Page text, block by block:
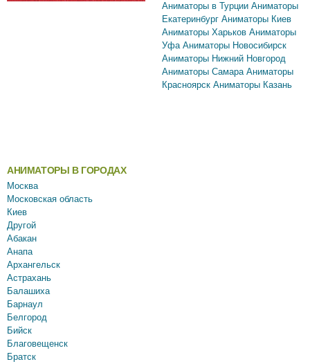
АНИМАТОРЫ В ГОРОДАХ
Москва
Московская область
Киев
Другой
Абакан
Анапа
Архангельск
Астрахань
Балашиха
Барнаул
Белгород
Бийск
Благовещенск
Братск
Аниматоры в Турции Аниматоры
Екатеринбург Аниматоры Киев
Аниматоры Харьков Аниматоры
Уфа Аниматоры Новосибирск
Аниматоры Нижний Новгород
Аниматоры Самара Аниматоры
Красноярск Аниматоры Казань